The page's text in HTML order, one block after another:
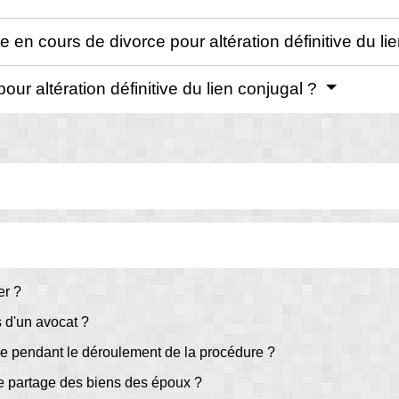
en cours de divorce pour altération définitive du
altération définitive du lien conjugal ?
?
d'un avocat ?
pendant le déroulement de la procédure ?
partage des biens des époux ?